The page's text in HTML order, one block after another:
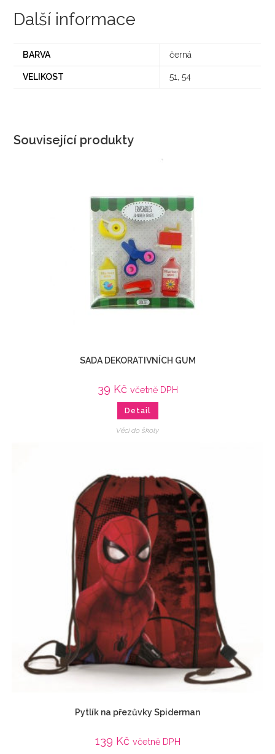
Další informace
BARVA černá
VELIKOST 51, 54
Související produkty
SADA DEKORATIVNÍCH GUM
39 Kč včetně DPH
Detail
Věci do školy
Pytlík na přezůvky Spiderman
139 Kč včetně DPH